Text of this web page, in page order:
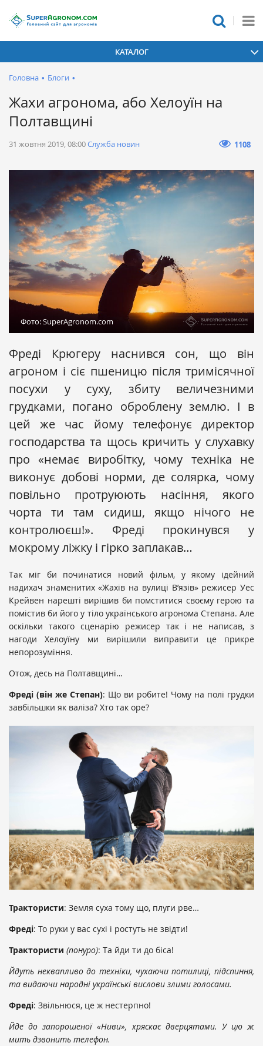
КАТАЛОГ
Головна • Блоги •
Жахи агронома, або Хелоуїн на
Полтавщині
31 жовтня 2019, 08:00Служба новин 1108
Фото: SuperAgronom.com
Фреді Крюгеру наснився сон, що він
агроном і сіє пшеницю після тримісячної
посухи у суху, збиту величезними
грудками, погано оброблену землю. І в
цей же час йому телефонує директор
господарства та щось кричить у слухавку
про «немає виробітку, чому техніка не
виконує добові норми, де солярка, чому
повільно протруюють насіння, якого
чорта ти там сидиш, якщо нічого не
контролюєш!». Фреді прокинувся у
мокрому ліжку і гірко заплакав…
Так міг би починатися новий фільм, у якому ідейний
надихач знаменитих «Жахів на вулиці В’язів» режисер Уес
Крейвен нарешті вирішив би помститися своєму герою та
помістив би його у тіло українського агронома Степана. Але
оскільки такого сценарію режисер так і не написав, з
нагоди Хелоуїну ми вирішили виправити це прикре
непорозуміння.
Отож, десь на Полтавщині…
Фреді (він же Степан): Що ви робите! Чому на полі грудки
завбільшки як валіза? Хто так оре?
Трактористи: Земля суха тому що, плуги рве…
Фреді: То руки у вас сухі і ростуть не звідти!
Трактористи (понуро): Та йди ти до біса!
Йдуть неквапливо до техніки, чухаючи потилиці, підспиння,
та видаючи народні українські вислови злими голосами.
Фреді: Звільнюся, це ж нестерпно!
Йде до запорошеної «Ниви», хряскає дверцятами. У цю ж
мить дзвонить телефон.